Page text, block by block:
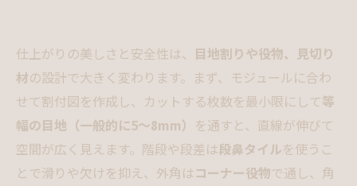
仕上がりの美しさと安全性は、 目地割りや役物、見切り
材の設計で大きく変わります。まず、モジュールに合わ
せて割付図を作成し、カットする枚数を最小限にして等
幅の目地（一般的に5〜8mm） を通すと、直線が伸びて
空間が広く見えます。階段や段差は段鼻タイルを使うこ
とで滑りや欠けを抑え、外角はコーナー役物で通し、角